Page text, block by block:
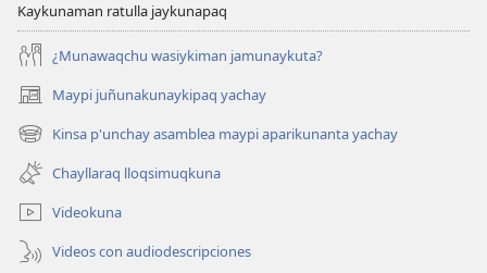
Kaykunaman ratulla jaykunapaq
¿Munawaqchu wasiykiman jamunaykuta?
Maypi juñunakunaykipaq yachay
(abre
una
nueva
ventana)
Kinsa p'unchay asamblea maypi aparikunanta yachay
(abre
una
nueva
ventana)
Chayllaraq lloqsimuqkuna
Videokuna
Videos con audiodescripciones